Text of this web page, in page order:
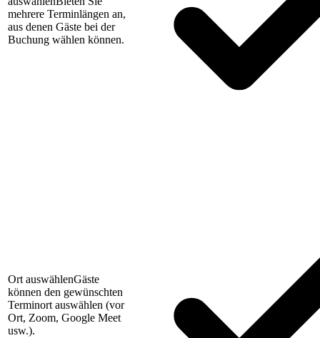
mehrere Terminlängen an,
aus denen Gäste bei der
Buchung wählen können.
Ort auswählenGäste
können den gewünschten
Terminort auswählen (vor
Ort, Zoom, Google Meet
usw.).